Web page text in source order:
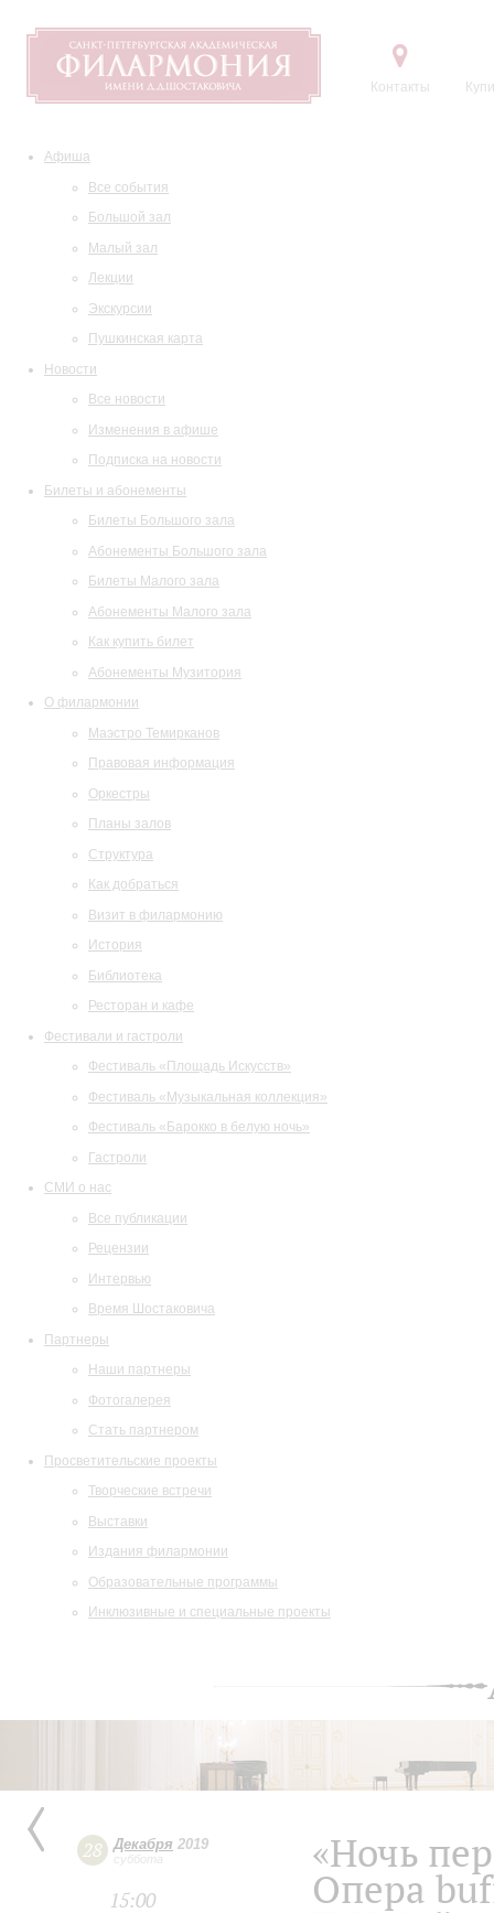
Контакты
Афиша
Все события
Большой зал
Малый зал
Лекции
Экскурсии
Пушкинская карта
Новости
Все новости
Изменения в афише
Подписка на новости
Билеты и абонементы
Билеты Большого зала
Абонементы Большого зала
Билеты Малого зала
Абонементы Малого зала
Как купить билет
Абонементы Музитория
О филармонии
Маэстро Темирканов
Правовая информация
Оркестры
Планы залов
Структура
Как добраться
Визит в филармонию
История
Библиотека
Ресторан и кафе
Фестивали и гастроли
Фестиваль «Площадь Искусств»
Фестиваль «Музыкальная коллекция»
Фестиваль «Барокко в белую ночь»
Гастроли
СМИ о нас
Все публикации
Рецензии
Интервью
Время Шостаковича
Партнеры
Наши партнеры
Фотогалерея
Стать партнером
Просветительские проекты
Творческие встречи
Выставки
Издания филармонии
Образовательные программы
Инклюзивные и специальные проекты
28 Декабря 2019
суббота
15:00
«Ночь
Опера